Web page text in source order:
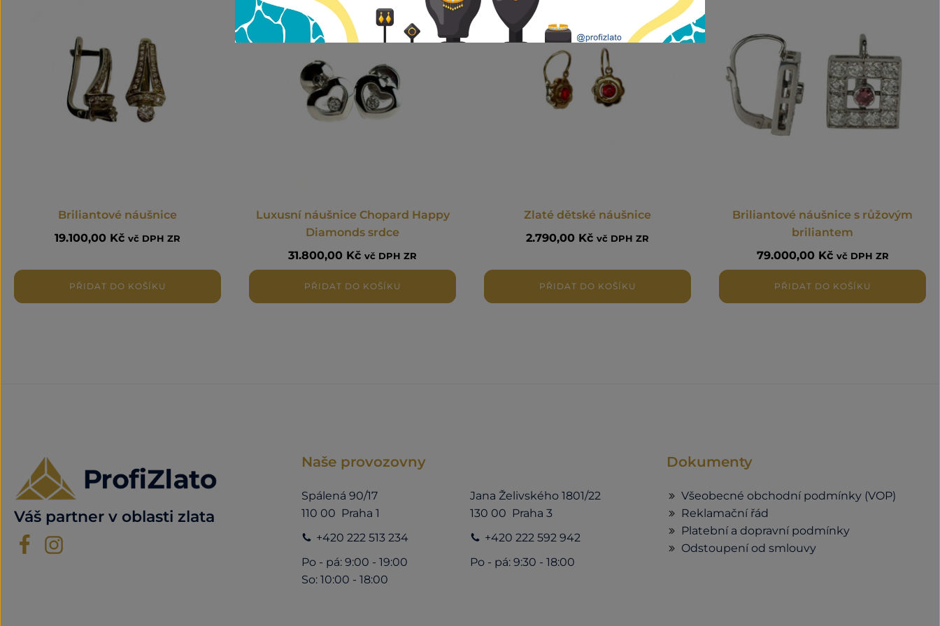
Briliantové náušnice
19.100,00 Kč vč DPH ZR
PŘIDAT DO KOŠÍKU
Luxusní náušnice Chopard Happy
Diamonds srdce
31.800,00 Kč vč DPH ZR
PŘIDAT DO KOŠÍKU
Zlaté dětské náušnice
2.790,00 Kč vč DPH ZR
PŘIDAT DO KOŠÍKU
Briliantové náušnice s růžovým
briliantem
79.000,00 Kč vč DPH ZR
PŘIDAT DO KOŠÍKU
Váš partner v oblasti zlata
Naše provozovny
Spálená 90/17
110 00 Praha 1
+420 222 513 234
Po - pá: 9:00 - 19:00
So: 10:00 - 18:00
Jana Želivského 1801/22
130 00 Praha 3
+420 222 592 942
Po - pá: 9:30 - 18:00
Dokumenty
Všeobecné obchodní podmínky (VOP)
Reklamační řád
Platební a dopravní podmínky
Odstoupení od smlouvy